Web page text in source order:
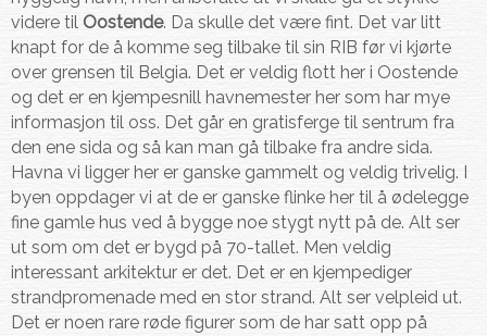
videre til Oostende. Da skulle det være fint. Det var litt
knapt for de å komme seg tilbake til sin RIB før vi kjørte
over grensen til Belgia. Det er veldig flott her i Oostende
og det er en kjempesnill havnemester her som har mye
informasjon til oss. Det går en gratisferge til sentrum fra
den ene sida og så kan man gå tilbake fra andre sida.
Havna vi ligger her er ganske gammelt og veldig trivelig. I
byen oppdager vi at de er ganske flinke her til å ødelegge
fine gamle hus ved å bygge noe stygt nytt på de. Alt ser
ut som om det er bygd på 70-tallet. Men veldig
interessant arkitektur er det. Det er en kjempediger
strandpromenade med en stor strand. Alt ser velpleid ut.
Det er noen rare røde figurer som de har satt opp på